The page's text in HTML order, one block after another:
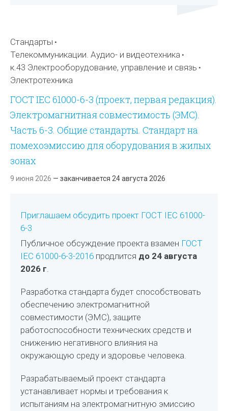
Стандарты
Телекоммуникации. Аудио- и видеотехника
к.43 Электрооборудование, управление и связь
Электротехника
ГОСТ IEC 61000-6-3 (проект, первая редакция).
Электромагнитная совместимость (ЭМС).
Часть 6-3. Общие стандарты. Стандарт на
помехоэмиссию для оборудования в жилых
зонах
9 июня 2026 — заканчивается 24 августа 2026
Приглашаем обсудить проект ГОСТ IEC 61000-
6-3
Публичное обсуждение проекта взамен ГОСТ
IEC 61000-6-3-2016 продлится до 24 августа
2026 г.
Разработка стандарта будет способствовать
обеспечению электромагнитной
совместимости (ЭМС), защите
работоспособности технических средств и
снижению негативного влияния на
окружающую среду и здоровье человека.
Разрабатываемый проект стандарта
устанавливает нормы и требования к
испытаниям на электромагнитную эмиссию